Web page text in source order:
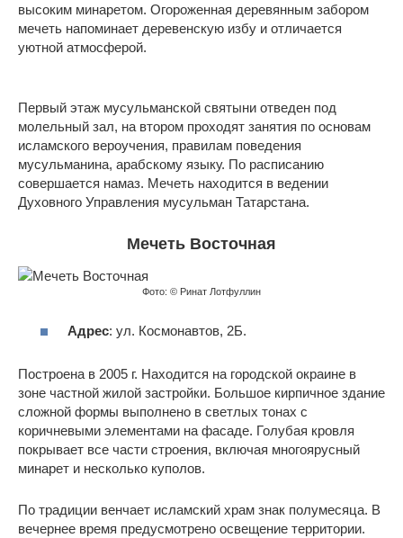
высоким минаретом. Огороженная деревянным забором
мечеть напоминает деревенскую избу и отличается
уютной атмосферой.
Первый этаж мусульманской святыни отведен под
молельный зал, на втором проходят занятия по основам
исламского вероучения, правилам поведения
мусульманина, арабскому языку. По расписанию
совершается намаз. Мечеть находится в ведении
Духовного Управления мусульман Татарстана.
Мечеть Восточная
Фото: © Ринат Лотфуллин
Адрес: ул. Космонавтов, 2Б.
Построена в 2005 г. Находится на городской окраине в
зоне частной жилой застройки. Большое кирпичное здание
сложной формы выполнено в светлых тонах с
коричневыми элементами на фасаде. Голубая кровля
покрывает все части строения, включая многоярусный
минарет и несколько куполов.
По традиции венчает исламский храм знак полумесяца. В
вечернее время предусмотрено освещение территории.